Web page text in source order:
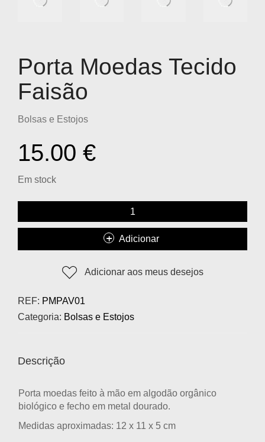
Porta Moedas Tecido
Faisão
Bolsas e Estojos
15.00 €
Em stock
Adicionar
Adicionar aos meus desejos
REF: PMPAV01
Categoria: Bolsas e Estojos
Descrição
Porta moedas feito à mão em algodão orgânico
biológico e fecho em metal dourado.
Medidas aproximadas: 12 x 11 x 5 cm